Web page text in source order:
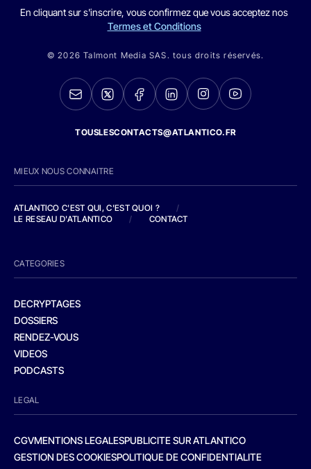
En cliquant sur s'inscrire, vous confirmez que vous acceptez nos
Termes et Conditions
© 2026 Talmont Media SAS. tous droits réservés.
TOUSLESCONTACTS@ATLANTICO.FR
MIEUX NOUS CONNAITRE
ATLANTICO C'EST QUI, C'EST QUOI ?
/
LE RESEAU D'ATLANTICO
/ CONTACT
CATEGORIES
DECRYPTAGES
DOSSIERS
RENDEZ-VOUS
VIDEOS
PODCASTS
LEGAL
CGVMENTIONS LEGALESPUBLICITE SUR ATLANTICO
GESTION DES COOKIESPOLITIQUE DE CONFIDENTIALITE